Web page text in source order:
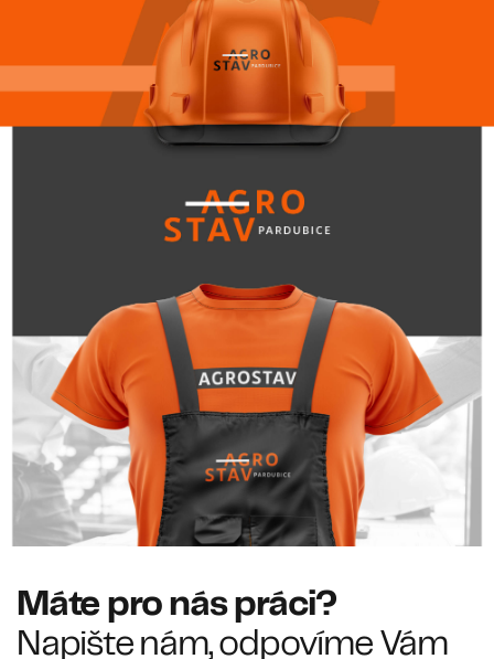
Máte pro nás práci?
Napište nám, odpovíme Vám